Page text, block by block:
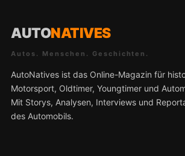
AUTONATIVES
Autos. Menschen. Geschichten.
AutoNatives ist das Online-Magazin für
Motorsport, Oldtimer, Youngtimer und
Mit Storys, Analysen, Interviews und
des Automobils.